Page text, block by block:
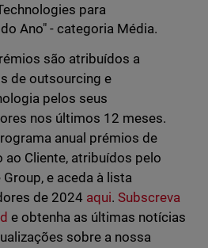
para
Ano" - categoria Média.
são atribuídos a
de outsourcing e
pelos seus
nos últimos 12 meses.
anual prémios de
ao Cliente, atribuídos pelo
e aceda à lista
de 2024 aqui.Subscreva
e obtenha as últimas notícias
sobre a nossa